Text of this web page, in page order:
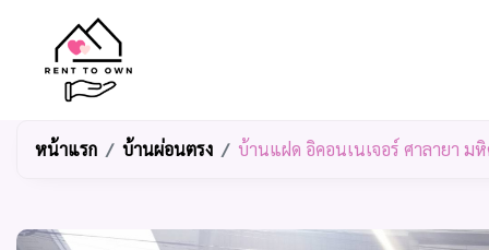
หน้าแรก บ้านผ่อนตรง บ้านแฝด อิคอนเนเจอร์ ศาลายา